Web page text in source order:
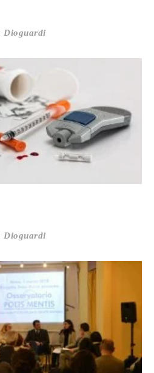
Dioguardi
Dioguardi